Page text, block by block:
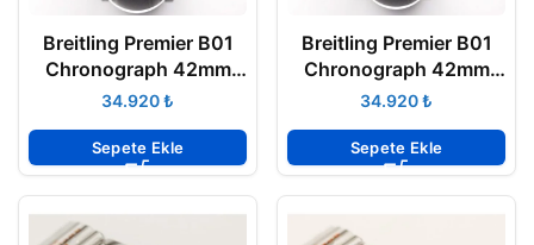
Breitling Premier B01
Chronograph 42mm
Ref. AB0118 Gri Kadran
₺
Sepete Ekle
Breitling Premier B01
Chronograph 42mm
Ref. AB0118 Beyaz
₺
Sepete Ekle